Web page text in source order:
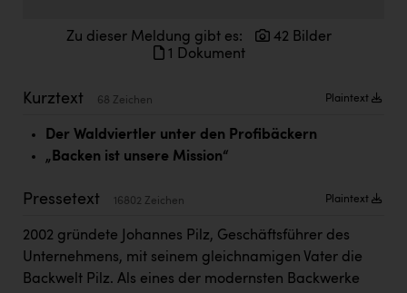
Fristads Austria
Immotech
INTERSPAR
Zu dieser Meldung gibt es:
42 Bilder
1 Dokument
Kurztext 68 Zeichen Plaintext
Der Waldviertler unter den Profibäckern
„Backen ist unsere Mission“
Pressetext 16802 Zeichen Plaintext
2002 gründete Johannes Pilz, Geschäftsführer des
Unternehmens, mit seinem gleichnamigen Vater die
Backwelt Pilz. Als eines der modernsten Backwerke